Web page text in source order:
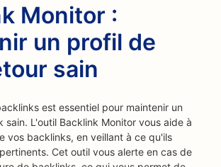
Monitor :
un profil de
sain
est essentiel pour maintenir un
sain. L'outil Backlink Monitor vous aide à
vos backlinks, en veillant à ce qu'ils
Cet outil vous alerte en cas de